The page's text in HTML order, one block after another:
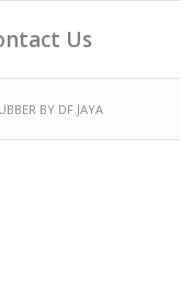
Us
BY DF JAYA